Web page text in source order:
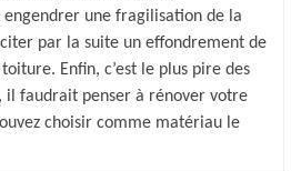
une fragilisation de la
par la suite un effondrement de
Enfin, c’est le plus pire des
il faudrait penser à rénover votre
choisir comme matériau le